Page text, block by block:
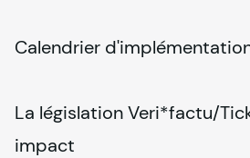
Calendrier
La législation Veri*factu/
impact